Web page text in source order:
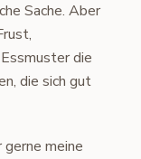
Sache. Aber
die
die sich gut
meine